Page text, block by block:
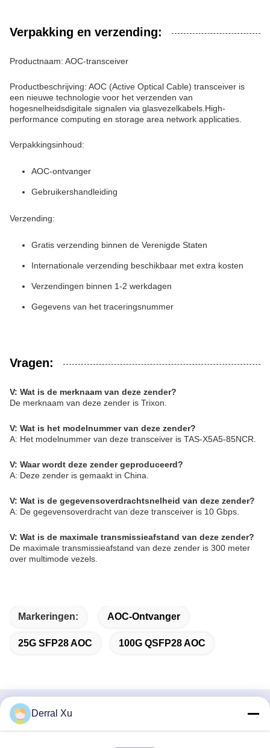
Verpakking en verzending:
Productnaam: AOC-transceiver
Productbeschrijving: AOC (Active Optical Cable) transceiver is
een nieuwe technologie voor het verzenden van
hogesnelheidsdigitale signalen via glasvezelkabels.High-
performance computing en storage area network applicaties.
Verpakkingsinhoud:
AOC-ontvanger
Gebruikershandleiding
Verzending:
Gratis verzending binnen de Verenigde Staten
Internationale verzending beschikbaar met extra kosten
Verzendingen binnen 1-2 werkdagen
Gegevens van het traceringsnummer
Vragen:
V: Wat is de merknaam van deze zender?
De merknaam van deze zender is Trixon.
V: Wat is het modelnummer van deze zender?
A: Het modelnummer van deze transceiver is TAS-X5A5-85NCR.
V: Waar wordt deze zender geproduceerd?
A: Deze zender is gemaakt in China.
V: Wat is de gegevensoverdrachtsnelheid van deze zender?
A: De gegevensoverdracht van deze transceiver is 10 Gbps.
V: Wat is de maximale transmissieafstand van deze zender?
De maximale transmissieafstand van deze zender is 300 meter
over multimode vezels.
Markeringen: AOC-Ontvanger
25G SFP28 AOC 100G QSFP28 AOC
Snel contact
Derral Xu